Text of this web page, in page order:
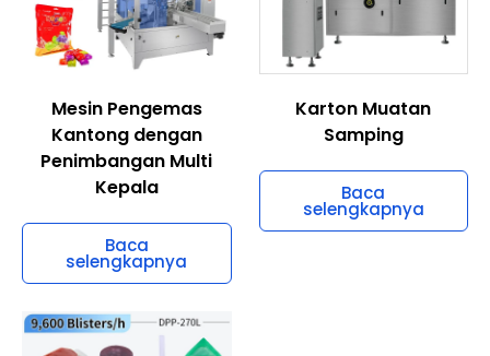
Mesin Pengemas
Kantong dengan
Penimbangan Multi
Kepala
Baca
selengkapnya
Karton Muatan
Samping
Baca
selengkapnya